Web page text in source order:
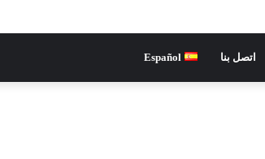
اتصل بنا Español